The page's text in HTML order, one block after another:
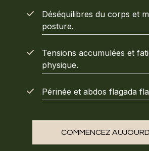
Déséquilibres du corps et
posture.
Tensions accumulées et
physique.
Périnée et abdos flagada
COMMENCEZ